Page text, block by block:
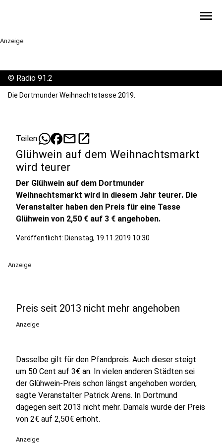
menu
Anzeige
© Radio 91.2
Die Dortmunder Weihnachtstasse 2019.
Teilen: mailopen_in_new
Glühwein auf dem Weihnachtsmarkt
wird teurer
Der Glühwein auf dem Dortmunder
Weihnachtsmarkt wird in diesem Jahr teurer. Die
Veranstalter haben den Preis für eine Tasse
Glühwein von 2,50 € auf 3 € angehoben.
Veröffentlicht: Dienstag, 19.11.2019 10:30
Anzeige
Preis seit 2013 nicht mehr angehoben
Anzeige
Dasselbe gilt für den Pfandpreis. Auch dieser steigt
um 50 Cent auf 3€ an. In vielen anderen Städten sei
der Glühwein-Preis schon längst angehoben worden,
sagte Veranstalter Patrick Arens. In Dortmund
dagegen seit 2013 nicht mehr. Damals wurde der Preis
von 2€ auf 2,50€ erhöht.
Anzeige